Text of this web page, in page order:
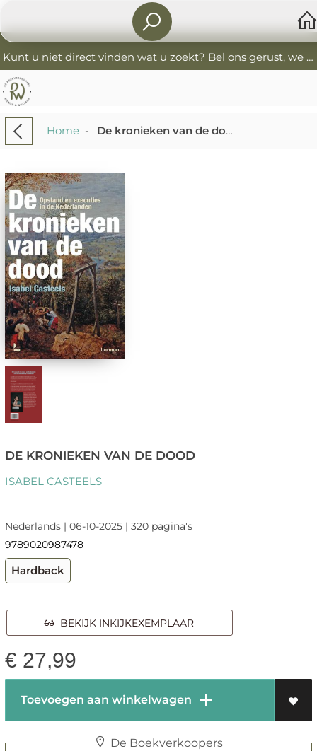
Kunt u niet direct vinden wat u zoekt? Bel ons gerust, we helpen u graag. 0341-552405 De Boekverkoopers
Home- De kronieken van de dood
DE KRONIEKEN VAN DE DOOD
ISABEL CASTEELS
Nederlands | 06-10-2025 | 320 pagina's
9789020987478
Hardback
BEKIJK INKIJKEXEMPLAAR
€ 27,99
Toevoegen aan winkelwagen
De Boekverkoopers